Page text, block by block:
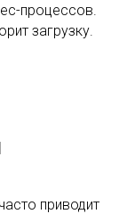
процессов.
загрузку.
приводит